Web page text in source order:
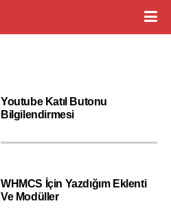
Youtube Katıl Butonu
Bilgilendirmesi
WHMCS İçin Yazdığım Eklenti
Ve Modüller